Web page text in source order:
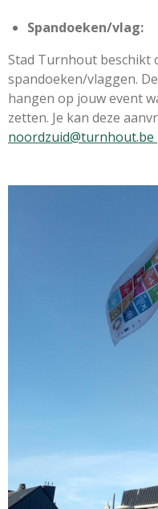
Spandoeken/vlag:
Stad Turnhout beschikt
spandoeken/vlaggen.
hangen op jouw event
zetten. Je kan deze
noordzuid@turnhout.be